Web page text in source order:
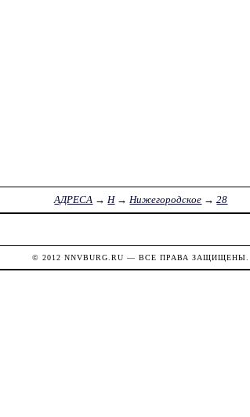
АДРЕСА →Н→Нижегородское →28
© 2012NNVBURG.RU — ВСЕ ПРАВА ЗАЩИЩЕНЫ.